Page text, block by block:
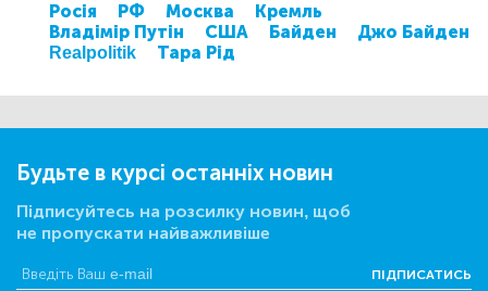
Росія РФ Москва
Кремль
Владімір Путін
США Байден
Джо Байден
Realpolitik
Тара Рід
Будьте в курсі останніх новин
Підписуйтесь на розсилку новин, щоб
не пропускати найважливіше
ПІДПИСАТИСЬ